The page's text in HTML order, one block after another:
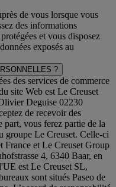
de vous lorsque vous
des informations
et vous disposez
exposés au
?
des services de commerce
site Web est Le Creuset
Deguise 02230
de recevoir des
part, vous ferez partie de la
groupe Le Creuset. Celle-ci
France et Le Creuset Group
4, 6340 Baar, en
est Le Creuset SL,
sont situés Paseo de